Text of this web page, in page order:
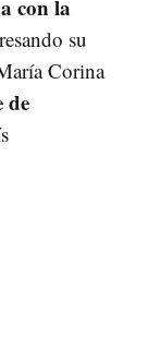
con la
su
Corina
de